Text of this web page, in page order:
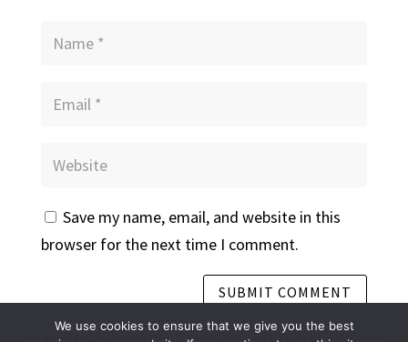
Save my name, email, and website in this
browser for the next time I comment.
We use cookies to ensure that we give you the best